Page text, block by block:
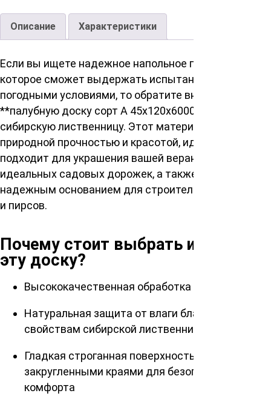
Описание Характеристики
Если вы ищете надежное напольное покрытие,
которое сможет выдержать испытание временем и
погодными условиями, то обратите внимание на
**палубную доску сорт А 45х120х6000мм**,
сибирскую лиственницу. Этот материал обладает
природной прочностью и красотой, идеально
подходит для украшения вашей веранды, создания
идеальных садовых дорожек, а также станет
надежным основанием для строительства мостов
и пирсов.
Почему стоит выбрать именно
эту доску?
Высококачественная обработка поверхности
Натуральная защита от влаги благодаря
свойствам сибирской лиственницы
Гладкая строганная поверхность с
закругленными краями для безопасности и
комфорта